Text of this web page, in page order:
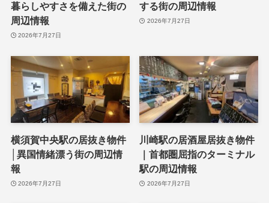
暮らしやすさを備えた街の
周辺情報
2026年7月27日
する街の周辺情報
2026年7月27日
横須賀中央駅の居抜き物件
│異国情緒漂う街の周辺情
報
2026年7月27日
川崎駅の居酒屋居抜き物件
｜首都圏屈指のターミナル
駅の周辺情報
2026年7月27日